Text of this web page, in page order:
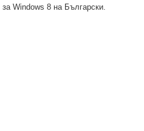
Windows 8 на Български.